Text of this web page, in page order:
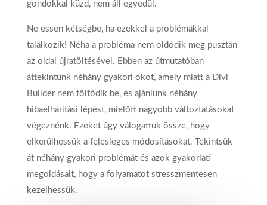
gondokkal küzd, nem áll egyedül.
Ne essen kétségbe, ha ezekkel a problémákkal
találkozik! Néha a probléma nem oldódik meg pusztán
az oldal újratöltésével. Ebben az útmutatóban
áttekintünk néhány gyakori okot, amely miatt a Divi
Builder nem töltődik be, és ajánlunk néhány
hibaelhárítási lépést, mielőtt nagyobb változtatásokat
végeznénk. Ezeket úgy válogattuk össze, hogy
elkerülhessük a felesleges módosításokat. Tekintsük
át néhány gyakori problémát és azok gyakorlati
megoldásait, hogy a folyamatot stresszmentesen
kezelhessük.